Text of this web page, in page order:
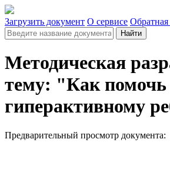
Загрузить документ О сервисе Обратная
Найти
Методическая
тему: "Как помочь
гиперактивному
Предварительный просмотр документа: